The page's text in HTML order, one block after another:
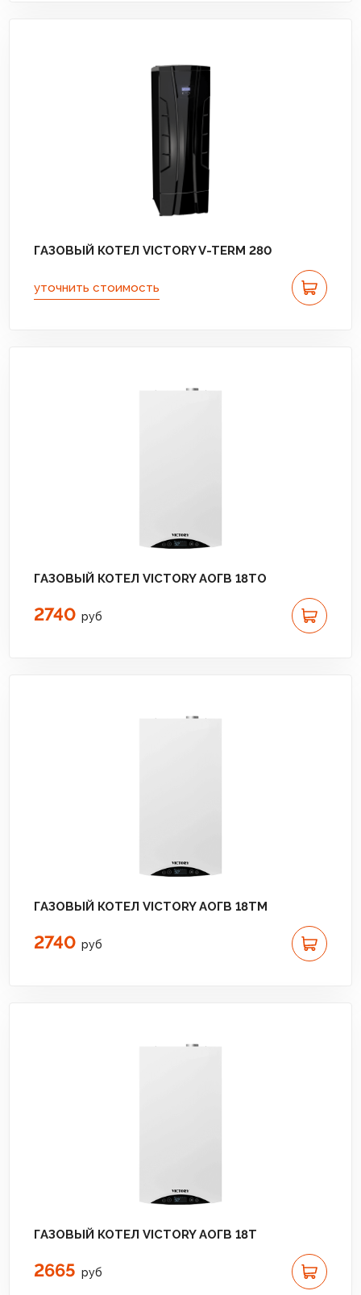
ГАЗОВЫЙ КОТЕЛ VICTORY V-TERM 280
уточнить стоимость
ГАЗОВЫЙ КОТЕЛ VICTORY АОГВ 18TО
2740 руб
ГАЗОВЫЙ КОТЕЛ VICTORY АОГВ 18TМ
2740 руб
ГАЗОВЫЙ КОТЕЛ VICTORY АОГВ 18T
2665 руб